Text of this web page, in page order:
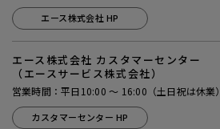
エース株式会社 HP
エース株式会社 カスタマーセンター
（エースサービス株式会社）
営業時間：平日10:00 ～ 16:00（土日祝は休業）
カスタマーセンター HP